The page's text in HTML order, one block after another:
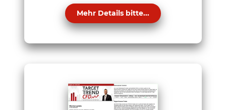
Mehr Details bitte...